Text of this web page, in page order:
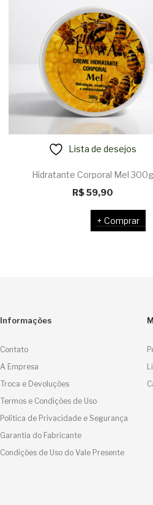
Lista de desejos
Hidratante Corporal Mel 300g
R$59,90
Comprar
Informações
Contato
A Empresa
Troca e Devoluções
Termos e Condições de Uso
Política de Privacidade e Segurança
Garantia do Fabricante
Condições de Uso do Vale Presente